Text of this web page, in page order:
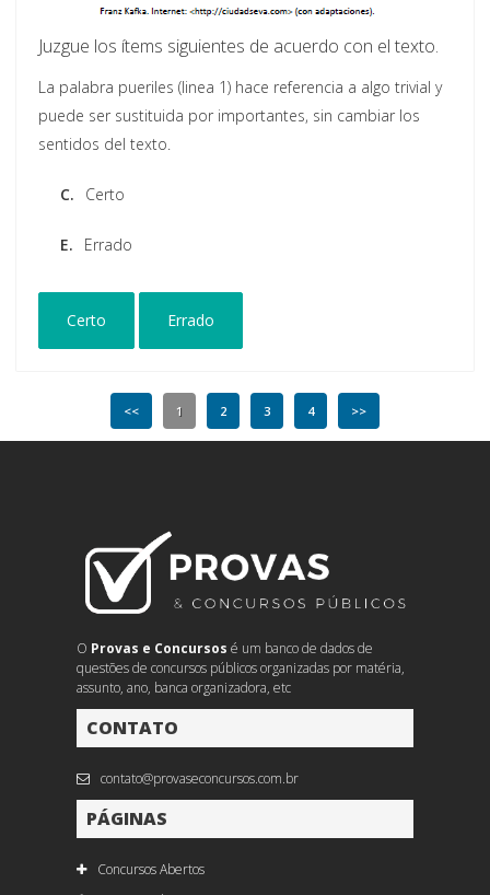
Juzgue los ítems siguientes de acuerdo con el texto.
La palabra pueriles (linea 1) hace referencia a algo trivial y
puede ser sustituida por importantes, sin cambiar los
sentidos del texto.
C. Certo
E. Errado
Certo Errado
<< 1 2 3 4 >>
O Provas e Concursos é um banco de dados de
questões de concursos públicos organizadas por matéria,
assunto, ano, banca organizadora, etc
CONTATO
contato@provaseconcursos.com.br
PÁGINAS
Concursos Abertos